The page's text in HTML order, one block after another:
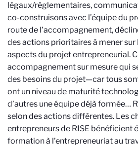
légaux/réglementaires,
co-construisons avec l’équipe du
route de l’accompagnement,
des actions prioritaires à mener sur
aspects du projet entrepreneurial.
accompagnement sur mesure qui
des besoins du projet—car tous
ont un niveau de maturité
d’autres une équipe déjà formée…
selon des actions différentes. Les
entrepreneurs de RISE bénéficient
formation à l’entrepreneuriat au